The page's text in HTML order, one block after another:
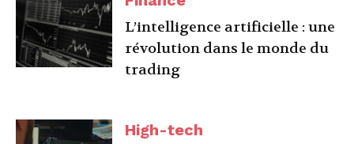
L’intelligence artificielle : une
révolution dans le monde du
trading
High-tech